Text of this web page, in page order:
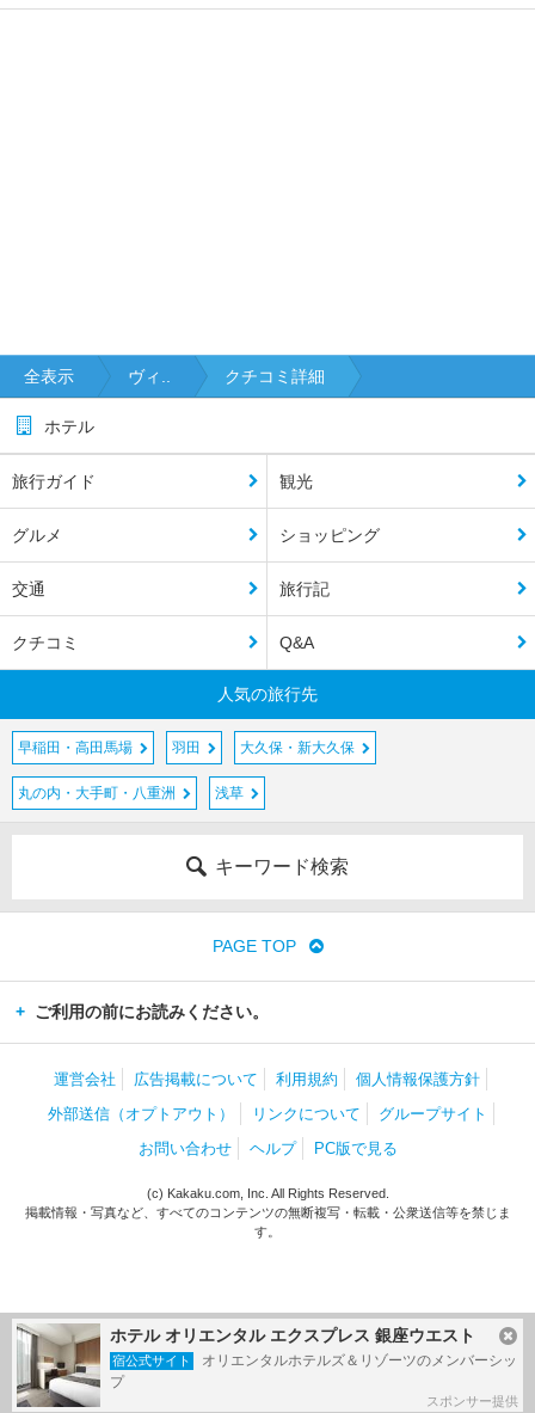
ホテル オリエンタル エクスプレス 銀座ウエスト
宿公式サイト
オリエンタルホテルズ＆リゾーツのメンバーシッ
プ
スポンサー提供
全表示 ヴィ.. クチコミ詳細
ホテル
旅行ガイド 観光
グルメ ショッピング
交通 旅行記
クチコミ Q&A
人気の旅行先
早稲田・高田馬場 羽田 大久保・新大久保
丸の内・大手町・八重洲 浅草
キーワード検索
PAGE TOP
ご利用の前にお読みください。
運営会社 広告掲載について 利用規約
個人情報保護方針
外部送信（オプトアウト）
リンクについて
グループサイト
お問い合わせ
ヘルプ PC版で見る
(c) Kakaku.com, Inc. All Rights Reserved.
掲載情報・写真など、すべてのコンテンツの無断複写・転載・公衆送信等を禁じま
す。